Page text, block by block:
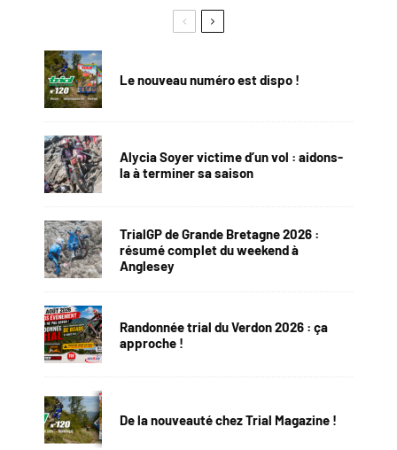
Le nouveau numéro est dispo !
Alycia Soyer victime d’un vol : aidons-
la à terminer sa saison
TrialGP de Grande Bretagne 2026 :
résumé complet du weekend à
Anglesey
Randonnée trial du Verdon 2026 : ça
approche !
De la nouveauté chez Trial Magazine !